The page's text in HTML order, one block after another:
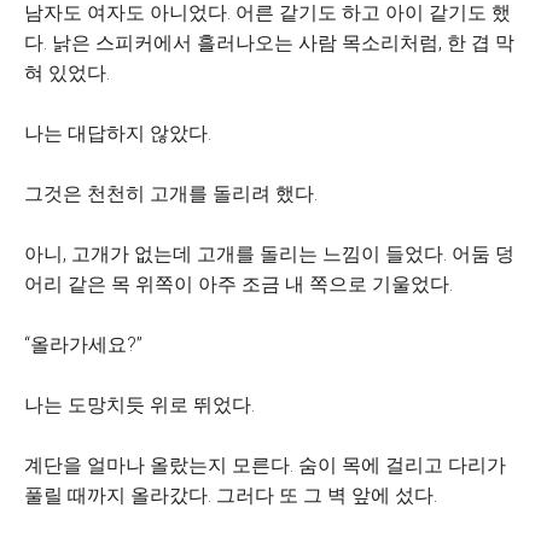
남자도 여자도 아니었다. 어른 같기도 하고 아이 같기도 했
다. 낡은 스피커에서 흘러나오는 사람 목소리처럼, 한 겹 막
혀 있었다.
나는 대답하지 않았다.
그것은 천천히 고개를 돌리려 했다.
아니, 고개가 없는데 고개를 돌리는 느낌이 들었다. 어둠 덩
어리 같은 목 위쪽이 아주 조금 내 쪽으로 기울었다.
“올라가세요?”
나는 도망치듯 위로 뛰었다.
계단을 얼마나 올랐는지 모른다. 숨이 목에 걸리고 다리가
풀릴 때까지 올라갔다. 그러다 또 그 벽 앞에 섰다.